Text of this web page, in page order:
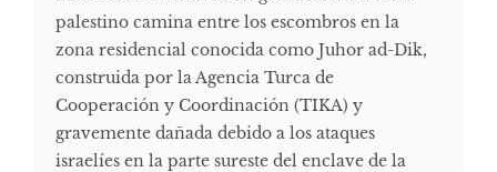
palestino camina entre los escombros en la
zona residencial conocida como Juhor ad-Dik,
construida por la Agencia Turca de
Cooperación y Coordinación (TIKA) y
gravemente dañada debido a los ataques
israelíes en la parte sureste del enclave de la